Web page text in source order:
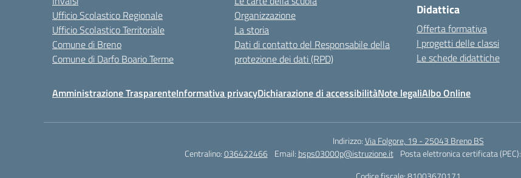
Ufficio Scolastico Regionale
Ufficio Scolastico Territoriale
Comune di Breno
Comune di Darfo Boario Terme
Organizzazione
La storia
Dati di contatto del Responsabile della
protezione dei dati (RPD)
Didattica
Offerta formativa
I progetti delle classi
Le schede didattiche
Amministrazione TrasparenteInformativa privacyDichiarazione di accessibilitàNote legaliAlbo Online
Indirizzo:Via Folgore, 19 - 25043 Breno BS
Centralino:036422466 Email: bsps03000p@istruzione.it Posta elettronica certificata (PEC):